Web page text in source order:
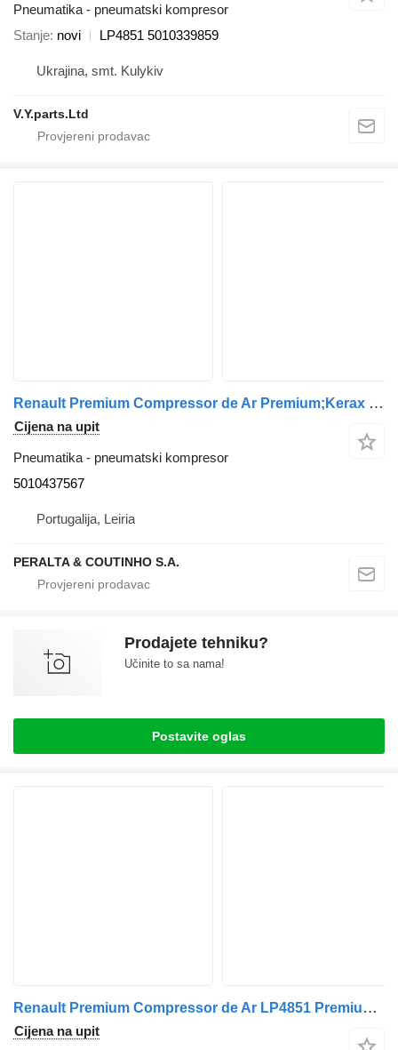
Pneumatika - pneumatski kompresor
Stanje novi LP4851 5010339859
Ukrajina, smt. Kulykiv
V.Y.parts.Ltd
Renault Premium Compressor de Ar Premium;Kerax 5010437567 pneumatski kompresor za Renault kamiona
Cijena na upit
Pneumatika - pneumatski kompresor
5010437567
Portugalija, Leiria
PERALTA & COUTINHO S.A.
Prodajete tehniku?
Učinite to sa nama!
Postavite oglas
Renault Premium Compressor de Ar LP4851 Premium;Kerax 5010339859 pneumatski kompresor za Renault kamiona
Cijena na upit